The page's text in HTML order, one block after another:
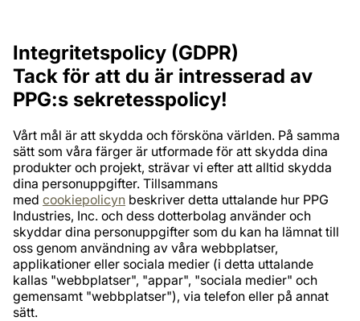
Integritetspolicy (GDPR)
Tack för att du är intresserad av
PPG:s sekretesspolicy!
Vårt mål är att skydda och försköna världen. På samma
sätt som våra färger är utformade för att skydda dina
produkter och projekt, strävar vi efter att alltid skydda
dina personuppgifter. Tillsammans
med cookiepolicyn beskriver detta uttalande hur PPG
Industries, Inc. och dess dotterbolag använder och
skyddar dina personuppgifter som du kan ha lämnat till
oss genom användning av våra webbplatser,
applikationer eller sociala medier (i detta uttalande
kallas "webbplatser", "appar", "sociala medier" och
gemensamt "webbplatser"), via telefon eller på annat
sätt.